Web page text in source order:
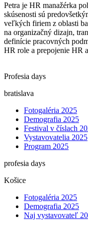
Petra je HR manažérka
skúsenosti sú
veľkých firiem z oblasti
na organizačný dizajn,
definície pracovných
HR role a prepojenie HR
Profesia days
bratislava
Fotogaléria 2025
Demografia 2025
Festival v číslach
Vystavovatelia 2025
Program 2025
profesia days
Košice
Fotogaléria 2025
Demografia 2025
Naj vystavovateľ